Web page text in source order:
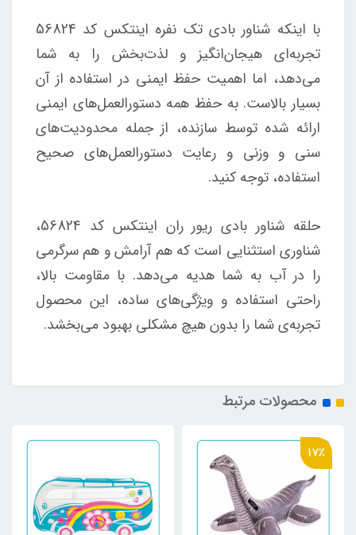
با اینکه شناور بادی تک نفره اینتکس کد 56824
تجربه‌ای هیجان‌انگیز و لذت‌بخش را به شما
می‌دهد، اما اهمیت حفظ ایمنی در استفاده از آن
بسیار بالاست. به حفظ همه دستورالعمل‌های ایمنی
ارائه شده توسط سازنده، از جمله محدودیت‌های
سنی و وزنی و رعایت دستورالعمل‌های صحیح
استفاده، توجه کنید.
حلقه شناور بادی ریور ران اینتکس کد 56824،
شناوری استثنایی است که هم آرامش و هم سرگرمی
را در آب به شما هدیه می‌دهد. با مقاومت بالا،
راحتی استفاده و ویژگی‌های ساده، این محصول
تجربه‌ی شما را بدون هیچ مشکلی بهبود می‌بخشد.
محصولات مرتبط
17٪